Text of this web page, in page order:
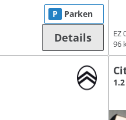
P Parken
Details EZ
96